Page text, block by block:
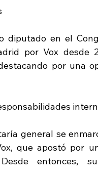
diputado en el
por Vox desde
por una
general se
que apostó por
entonces,